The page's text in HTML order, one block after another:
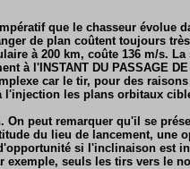
que le chasseur évolue
de plan coûtent toujours
à 200 km, coûte 136 m/s.
à l'INSTANT DU PASSAGE
car le tir, pour des
l'injection les plans orbitaux
peut remarquer qu'il se
du lieu de lancement, une
si l'inclinaison est
seuls les tirs vers le